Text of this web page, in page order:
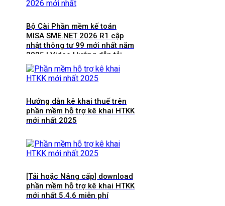
Bộ Cài Phần mềm kế toán
MISA SME.NET 2026 R1 cập
nhật thông tư 99 mới nhất năm
2025 | Video Hướng dẫn tải
Download cài đặt
Hướng dẫn kê khai thuế trên
phần mềm hỗ trợ kê khai HTKK
mới nhất 2025
[Tải hoặc Nâng cấp] download
phần mềm hỗ trợ kê khai HTKK
mới nhất 5.4.6 miễn phí